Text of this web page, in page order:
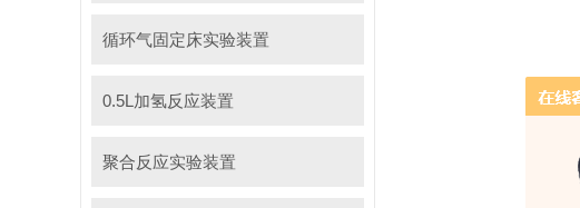
循环气固定床实验装置
0.5L加氢反应装置
聚合反应实验装置